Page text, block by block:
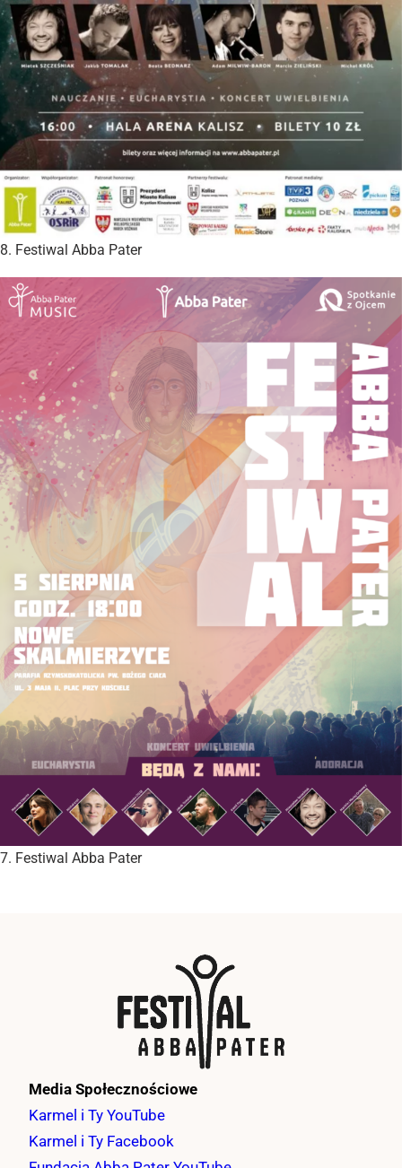
8. Festiwal Abba Pater
7. Festiwal Abba Pater
Media Społecznościowe
Karmel i Ty YouTube
Karmel i Ty Facebook